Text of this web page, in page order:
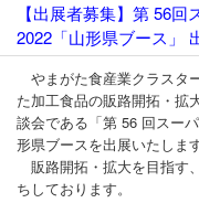
コンテスト（山形のうま
コンテスト（やまがた土
コンテスト（やまがたふ
コンテスト（米粉コンテス
展示会・商談会
【出展者募集】第 56
2022「山形県ブース」
やまがた食産業クラスタ
た加工食品の販路開拓・拡
談会である「第 56 回スー
形県ブースを出展いたします
販路開拓・拡大を目指す
ちしております。